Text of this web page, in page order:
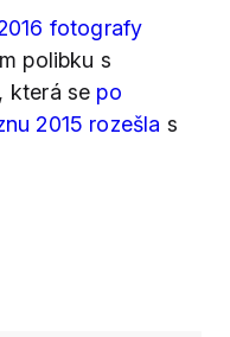
fotografy
polibku s
která se po
2015 rozešla s